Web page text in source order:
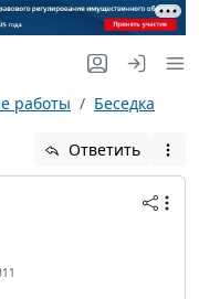
работы Беседка
Ответить